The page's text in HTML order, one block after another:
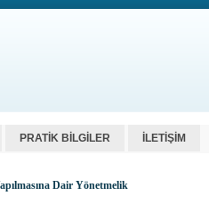
PRATİK BİLGİLER İLETİŞİM
Dair Yönetmelik